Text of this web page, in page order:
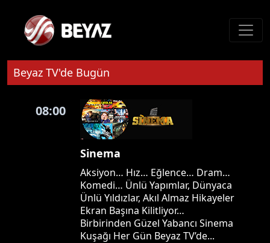
Beyaz TV'de Bugün
08:00
Sinema
Aksiyon… Hız… Eğlence… Dram…
Komedi… Ünlü Yapımlar, Dünyaca
Ünlü Yıldızlar, Akıl Almaz Hikayeler
Ekran Başına Kilitliyor…
Birbirinden Güzel Yabancı Sinema
Kuşağı Her Gün Beyaz TV’de...